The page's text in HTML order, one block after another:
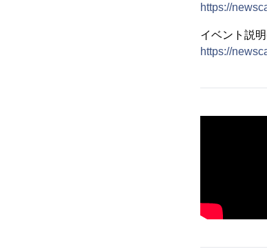
https://
イベント説
https://